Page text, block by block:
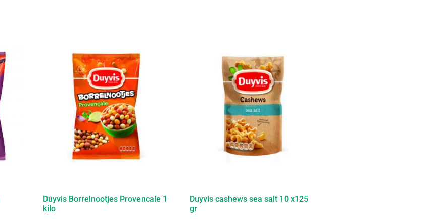
Duyvis Borrelnootjes Provencale 1
kilo
Duyvis cashews sea salt 10 x125
gr